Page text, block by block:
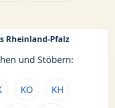
Rheinland-Pfalz
und Stöbern:
KO KH